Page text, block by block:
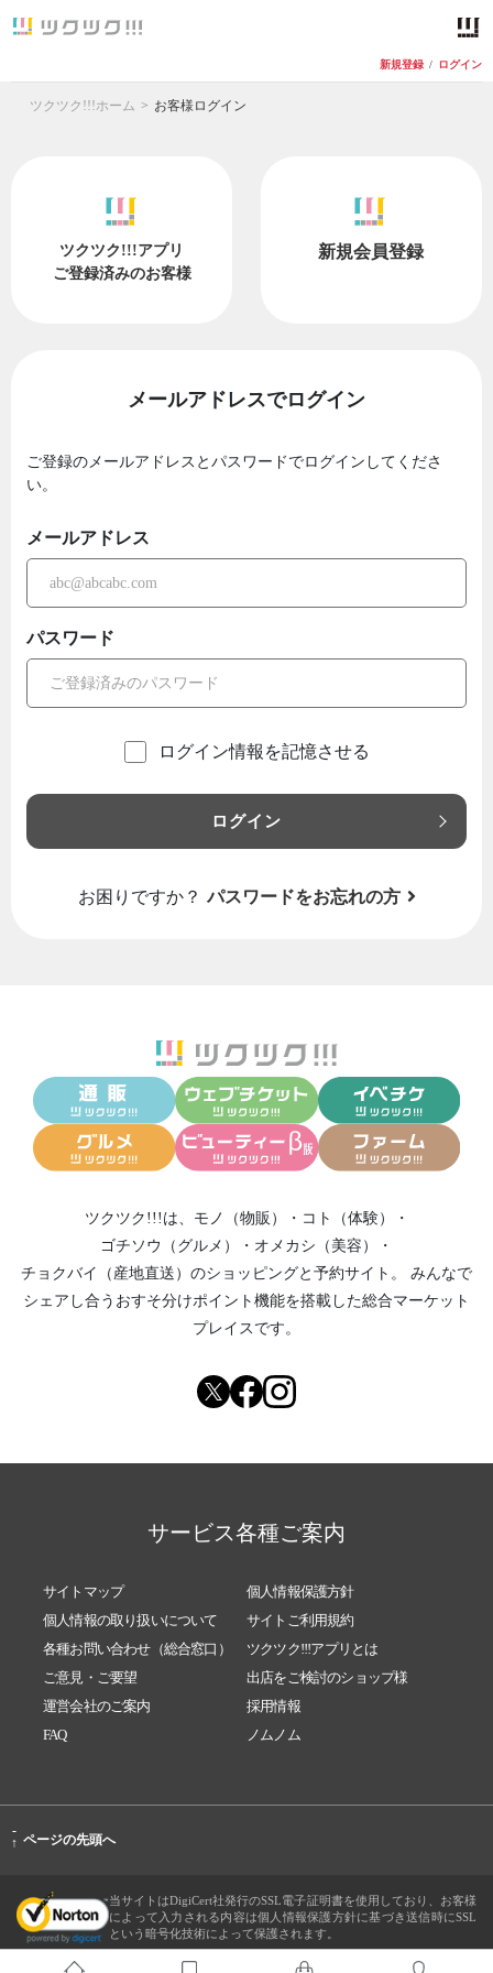
新規登録 / ログイン
ツクツク!!!ホーム お客様ログイン
ツクツク!!!アプリ
ご登録済みのお客様
新規会員登録
メールアドレスでログイン
ご登録のメールアドレスとパスワードでログインしてくださ
い。
メールアドレス
パスワード
ログイン情報を記憶させる
ログイン
お困りですか？ パスワードをお忘れの方
ツクツク!!!は、 モノ（物販） ・ コト（体験）
・
ゴチソウ（グルメ）
・ オメカシ（美容）
・
チョクバイ（産地直送） のショッピングと予約サイト。
みんなで
シェアし合う おすそ分けポイント機能を搭載した総合マーケット
プレイスです。
サービス各種ご案内
サイトマップ
個人情報保護方針
個人情報の取り扱いについて
サイトご利用規約
各種お問い合わせ（総合窓口）
ツクツク!!!アプリとは
ご意見・ご要望
出店をご検討のショップ様
運営会社のご案内
採用情報
FAQ
ノムノム
-
↑ ページの先頭へ
当サイトはDigiCert社発行のSSL電子証明書を使用しており、お客様
によって入力される内容は個人情報保護方針に基づき送信時にSSL
という暗号化技術によって保護されます。